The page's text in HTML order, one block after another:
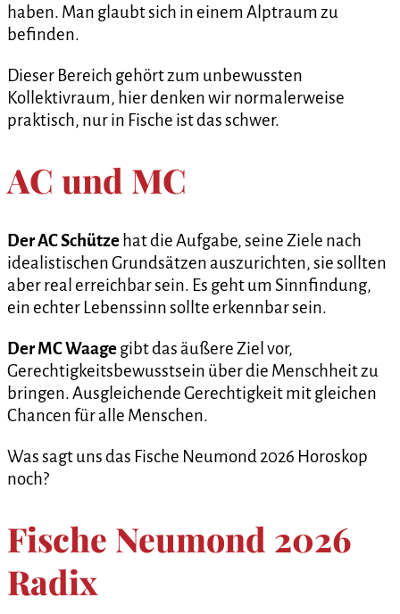
haben. Man glaubt sich in einem Alptraum zu
befinden.
Dieser Bereich gehört zum unbewussten
Kollektivraum, hier denken wir normalerweise
praktisch, nur in Fische ist das schwer.
AC und MC
Der AC Schütze hat die Aufgabe, seine Ziele nach
idealistischen Grundsätzen auszurichten, sie sollten
aber real erreichbar sein. Es geht um Sinnfindung,
ein echter Lebenssinn sollte erkennbar sein.
Der MC Waagegibt das äußere Ziel vor,
Gerechtigkeitsbewusstsein über die Menschheit zu
bringen. Ausgleichende Gerechtigkeit mit gleichen
Chancen für alle Menschen.
Was sagt uns das Fische Neumond 2026 Horoskop
noch?
Fische Neumond 2026
Radix